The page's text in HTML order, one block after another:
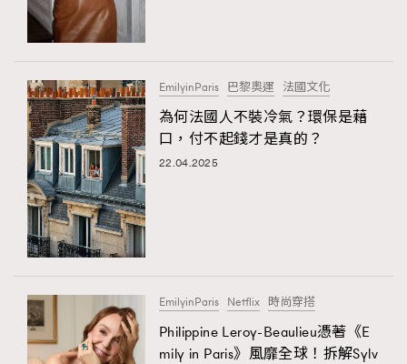
FigaroBeautyRitual
FigaroCeleb 547
FigaroCinéma 281
FigaroDigitalCover 17
FigaroExhibition 12
FigaroHub
FigaroIcon
FigaroInsight 156
#FigaroExhibition Wyman 揭曉 Figaro Exhibition
第二站！
法國五月French May專訪四位香港文藝代表
EmilyinParis 巴黎奧運 法國文化
為何法國人不裝冷氣？環保是藉
口，付不起錢才是真的？
22.04.2025
EmilyinParis Netflix 時尚穿搭
Philippine Leroy-Beaulieu憑著《E
mily in Paris》風靡全球！拆解Sylv